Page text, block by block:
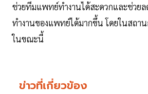
ช่วยทีมแพทย์ทำงานได้สะดวกและช่วย
ทำงานของแพทย์ได้มากขึ้น โดยในสถา
ในขณะนี้
ข่าวที่เกี่ยวข้อง